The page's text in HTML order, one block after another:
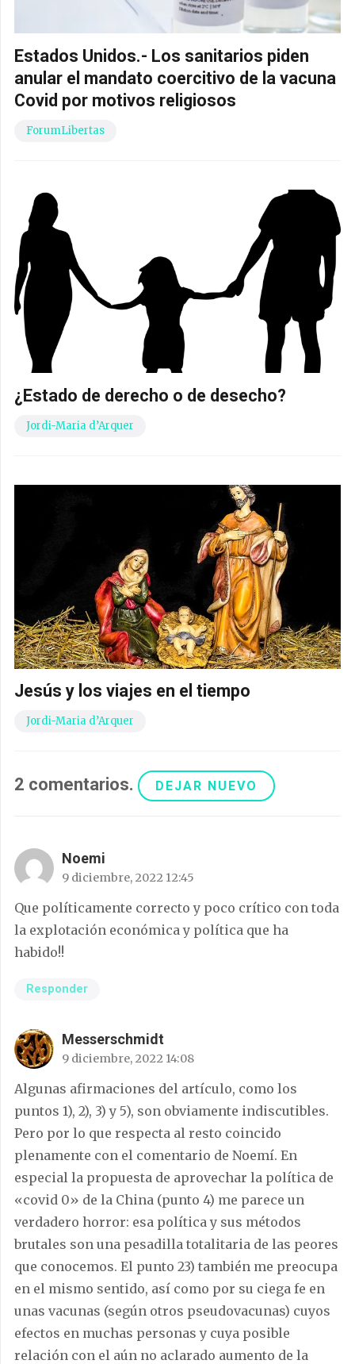
Estados Unidos.- Los sanitarios piden
anular el mandato coercitivo de la vacuna
Covid por motivos religiosos
ForumLibertas
¿Estado de derecho o de desecho?
Jordi-Maria d’Arquer
Jesús y los viajes en el tiempo
Jordi-Maria d’Arquer
2 comentarios. DEJAR NUEVO
Noemi
9 diciembre, 2022 12:45
Que políticamente correcto y poco crítico con toda
la explotación económica y política que ha
habido!!
Responder
Messerschmidt
9 diciembre, 2022 14:08
Algunas afirmaciones del artículo, como los
puntos 1), 2), 3) y 5), son obviamente indiscutibles.
Pero por lo que respecta al resto coincido
plenamente con el comentario de Noemí. En
especial la propuesta de aprovechar la política de
«covid 0» de la China (punto 4) me parece un
verdadero horror: esa política y sus métodos
brutales son una pesadilla totalitaria de las peores
que conocemos. El punto 23) también me preocupa
en el mismo sentido, así como por su ciega fe en
unas vacunas (según otros pseudovacunas) cuyos
efectos en muchas personas y cuya posible
relación con el aún no aclarado aumento de la